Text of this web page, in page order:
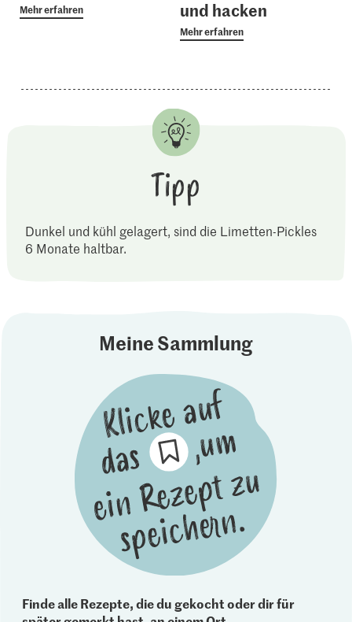
Mehr erfahren und hacken
Mehr erfahren
Tipp
Dunkel und kühl gelagert, sind die Limetten-Pickles
6 Monate haltbar.
Meine Sammlung
Finde alle Rezepte, die du gekocht oder dir für